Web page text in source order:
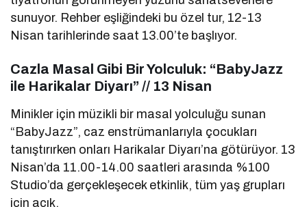
sunuyor. Rehber eşliğindeki bu özel tur, 12-13
Nisan tarihlerinde saat 13.00’te başlıyor.
Cazla Masal Gibi Bir Yolculuk: “BabyJazz
ile Harikalar Diyarı” // 13 Nisan
Minikler için müzikli bir masal yolculuğu sunan
“BabyJazz”, caz enstrümanlarıyla çocukları
tanıştırırken onları Harikalar Diyarı’na götürüyor. 13
Nisan’da 11.00-14.00 saatleri arasında %100
Studio’da gerçekleşecek etkinlik, tüm yaş grupları
için açık.